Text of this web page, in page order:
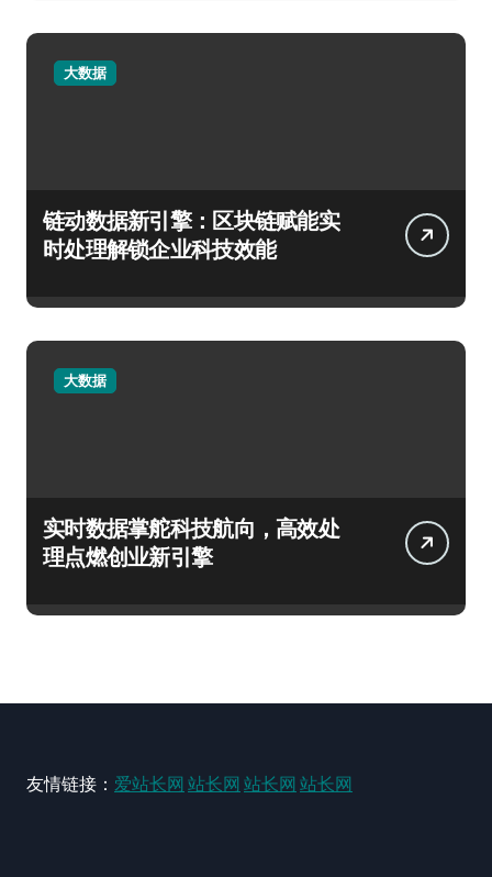
大数据
链动数据新引擎：区块链赋能实
时处理解锁企业科技效能
大数据
实时数据掌舵科技航向，高效处
理点燃创业新引擎
友情链接： 爱站长网 站长网 站长网 站长网